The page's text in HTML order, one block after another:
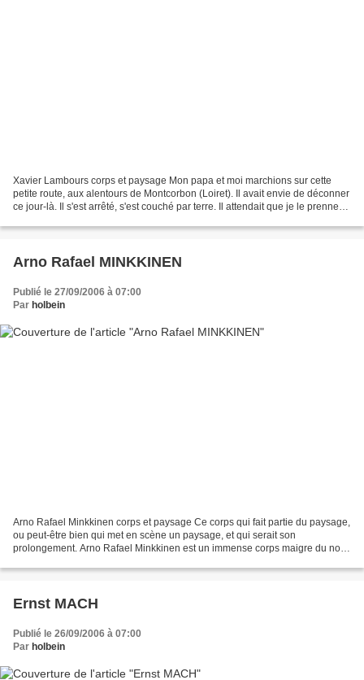
Xavier Lambours corps et paysage Mon papa et moi marchions sur cette
petite route, aux alentours de Montcorbon (Loiret). Il avait envie de déconner
ce jour-là. Il s'est arrêté, s'est couché par terre. Il attendait que je le prenne
Arno Rafael MINKKINEN
Publié le 27/09/2006 à 07:00
Par holbein
Arno Rafael Minkkinen corps et paysage Ce corps qui fait partie du paysage,
ou peut-être bien qui met en scène un paysage, et qui serait son
prolongement. Arno Rafael Minkkinen est un immense corps maigre du nord
Ernst MACH
Publié le 26/09/2006 à 07:00
Par holbein